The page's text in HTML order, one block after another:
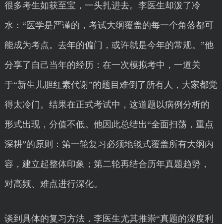
很多考生如获至宝，一头扎进去。李医生却泼了冷
水：“医学是严谨的，考试大纲覆盖的每一个角落都可
能成为考点。去年的偏门，或许就是今年的常规。”他
分享了自己当年的经历：在一次模拟考中，一道关
于“新生儿胆红素代谢”的题目难倒了所有人，大家都觉
得太冷门。结果在正式考试中，这道题以病例分析的
形式出现，分值不低。他因此总结出“全面扫荡，重点
深耕”的原则：第一轮复习必须地毯式覆盖所有大纲内
容，建立起整体印象；第二轮再结合历年真题趋势，
对高频、难点进行深化。
谈到具体的复习方法，李医生尤其推崇“真题的深度利